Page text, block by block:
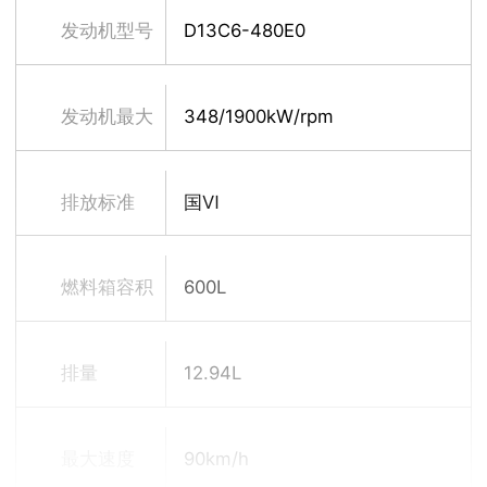
发动机型号 D13C6-480E0
发动机最大 348/1900kW/rpm
排放标准 国Ⅵ
燃料箱容积 600L
排量 12.94L
90km/h